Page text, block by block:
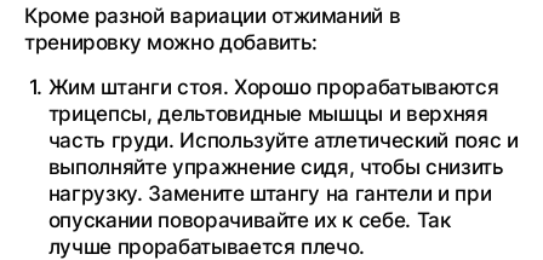
Кроме разной вариации отжиманий в
тренировку можно добавить:
Жим штанги стоя. Хорошо прорабатываются
трицепсы, дельтовидные мышцы и верхняя
часть груди. Используйте атлетический пояс и
выполняйте упражнение сидя, чтобы снизить
нагрузку. Замените штангу на гантели и при
опускании поворачивайте их к себе. Так
лучше прорабатывается плечо.